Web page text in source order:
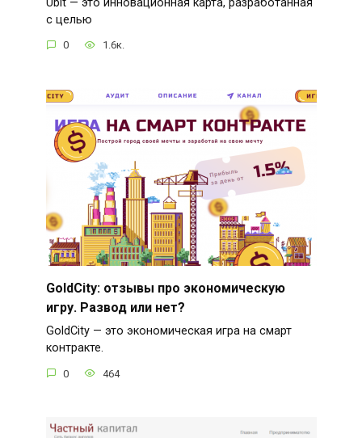
с целью
0 1.6к.
GoldCity: отзывы про экономическую
игру. Развод или нет?
GoldCity — это экономическая игра на смарт
контракте.
0 464